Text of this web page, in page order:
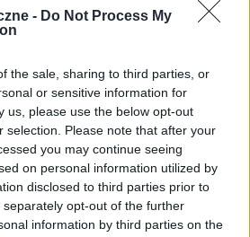
- Do Not Process My
the sale, sharing to third parties, or
or sensitive information for
us, please use the below opt-out
selection. Please note that after your
you may continue seeing
on personal information utilized by
disclosed to third parties prior to
opt-out of the further
information by third parties on the
wygląda?
pacjentki
gość
brodawki
dni ciągle swędzą mnie
jakaś masc ?